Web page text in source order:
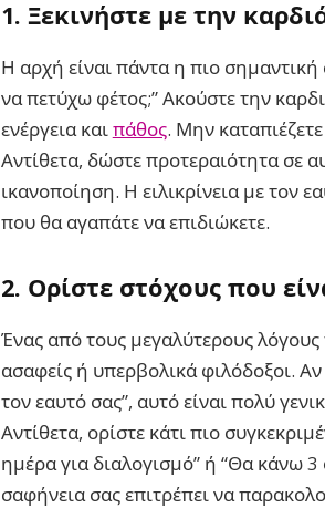
1. Ξεκινήστε με την
Η αρχή είναι πάντα η πιο
να πετύχω φέτος;” Ακούστε την
ενέργεια καιπάθος. Μην καταπιέζετε
Αντίθετα, δώστε προτεραιότητα σε
ικανοποίηση. Η ειλικρίνεια με τον
που θα αγαπάτε να επιδιώκετε.
2. Ορίστε στόχους που
Ένας από τους μεγαλύτερους λόγους
ασαφείς ή υπερβολικά φιλόδοξοι.
τον εαυτό σας”, αυτό είναι πολύ
Αντίθετα, ορίστε κάτι πιο
ημέρα για διαλογισμό” ή “Θα κάνω
σαφήνεια σας επιτρέπει να